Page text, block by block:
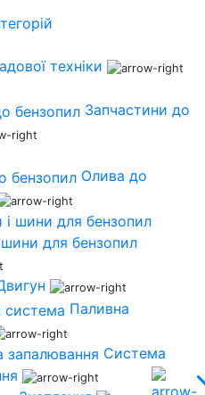
техніки
Запчастини до
Олива до
для бензопил
Паливна
Система